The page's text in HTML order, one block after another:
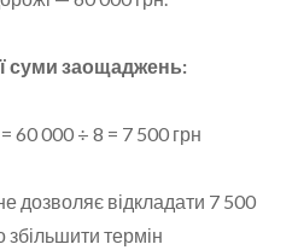
суми заощаджень:
60 000 ÷ 8 = 7 500 грн
дозволяє відкладати 7 500
термін